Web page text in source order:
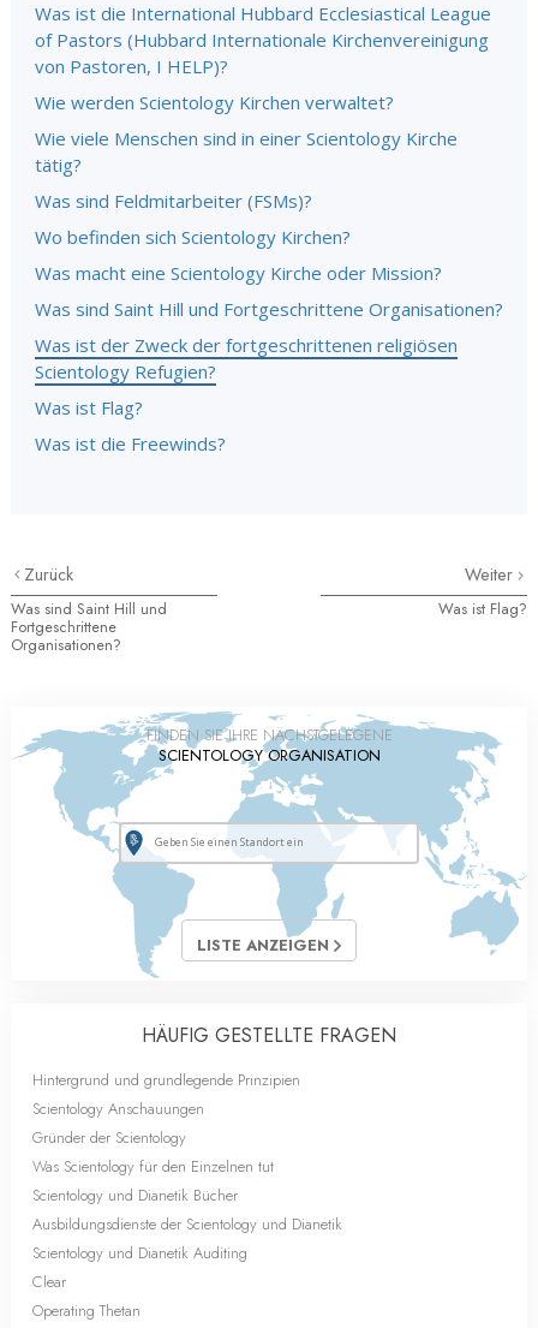
Was ist die International Hubbard Ecclesiastical League
of Pastors (Hubbard Internationale Kirchenvereinigung
von Pastoren, I HELP)?
Wie werden Scientology Kirchen verwaltet?
Wie viele Menschen sind in einer Scientology Kirche
tätig?
Was sind Feldmitarbeiter (FSMs)?
Wo befinden sich Scientology Kirchen?
Was macht eine Scientology Kirche oder Mission?
Was sind Saint Hill und Fortgeschrittene Organisationen?
Was ist der Zweck der fortgeschrittenen religiösen
Scientology Refugien?
Was ist Flag?
Was ist die Freewinds?
Zurück
Was sind Saint Hill und
Fortgeschrittene
Organisationen?
Weiter
Was ist Flag?
FINDEN SIE IHRE NÄCHSTGELEGENE
SCIENTOLOGY ORGANISATION
LISTE ANZEIGEN
HÄUFIG GESTELLTE FRAGEN
Hintergrund und grundlegende Prinzipien
Scientology Anschauungen
Gründer der Scientology
Was Scientology für den Einzelnen tut
Scientology und Dianetik Bücher
Ausbildungsdienste der Scientology und Dianetik
Scientology und Dianetik Auditing
Clear
Operating Thetan